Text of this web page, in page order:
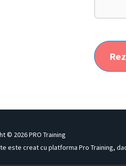
© 2026PRO Training
este creat cu platforma Pro Training,